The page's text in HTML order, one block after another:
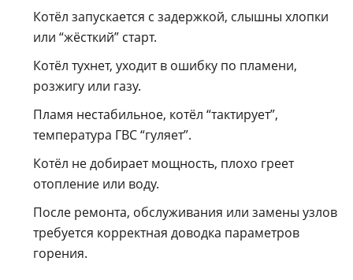
Котёл запускается с задержкой, слышны хлопки
или “жёсткий” старт.
Котёл тухнет, уходит в ошибку по пламени,
розжигу или газу.
Пламя нестабильное, котёл “тактирует”,
температура ГВС “гуляет”.
Котёл не добирает мощность, плохо греет
отопление или воду.
После ремонта, обслуживания или замены узлов
требуется корректная доводка параметров
горения.